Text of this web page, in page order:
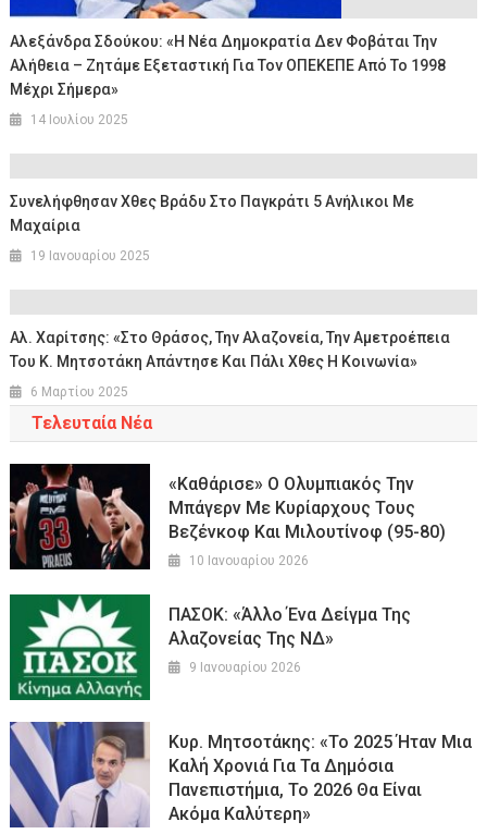
Αλεξάνδρα Σδούκου: «Η Νέα Δημοκρατία Δεν Φοβάται Την
Αλήθεια – Ζητάμε Εξεταστική Για Τον ΟΠΕΚΕΠΕ Από Το 1998
Μέχρι Σήμερα»
14 Ιουλίου 2025
Συνελήφθησαν Χθες Βράδυ Στο Παγκράτι 5 Ανήλικοι Με
Μαχαίρια
19 Ιανουαρίου 2025
Αλ. Χαρίτσης: «Στο Θράσος, Την Αλαζονεία, Την Αμετροέπεια
Του Κ. Μητσοτάκη Απάντησε Και Πάλι Χθες Η Κοινωνία»
6 Μαρτίου 2025
Τελευταία Νέα
«Καθάρισε» Ο Ολυμπιακός Την
Μπάγερν Με Κυρίαρχους Τους
Βεζένκοφ Και Μιλουτίνοφ (95-80)
10 Ιανουαρίου 2026
ΠΑΣΟΚ: «Άλλο Ένα Δείγμα Της
Αλαζονείας Της ΝΔ»
9 Ιανουαρίου 2026
Κυρ. Μητσοτάκης: «Το 2025 Ήταν Μια
Καλή Χρονιά Για Τα Δημόσια
Πανεπιστήμια, Το 2026 Θα Είναι
Ακόμα Καλύτερη»